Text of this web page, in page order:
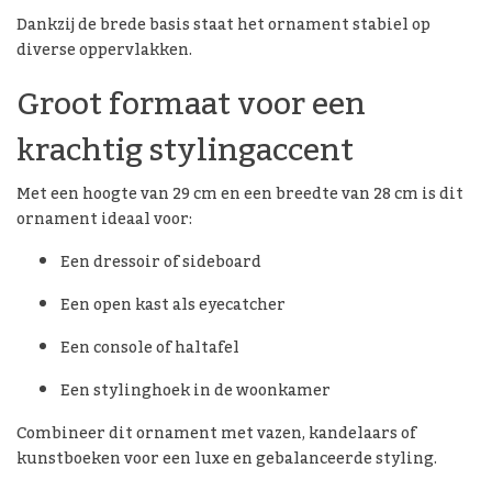
Dankzij de brede basis staat het ornament stabiel op
diverse oppervlakken.
Groot formaat voor een
krachtig stylingaccent
Met een hoogte van 29 cm en een breedte van 28 cm is dit
ornament ideaal voor:
Een dressoir of sideboard
Een open kast als eyecatcher
Een console of haltafel
Een stylinghoek in de woonkamer
Combineer dit ornament met vazen, kandelaars of
kunstboeken voor een luxe en gebalanceerde styling.